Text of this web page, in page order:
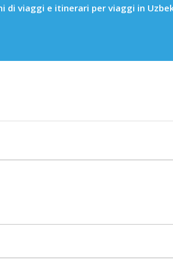
di viaggi e itinerari per viaggi in